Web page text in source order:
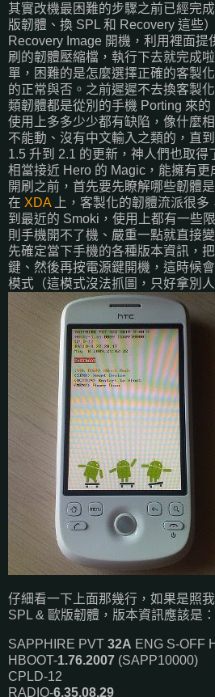
其實改機最困難的步驟之前已經完
版韌體、換 SPL 和 Recovery 這些
Recovery Image 開機，利用裡面提
刷的韌體壓縮檔，執行下去就完成
單，困難的是怎麼選擇正確的客製
的正常與否。之前遲遲不去換客製
類韌體都是從別的手機 Porting 來
使用上多多少少都有缺陷，像什麼
不能動、沒有中文輸入之類的，直
1.5 升到 2.1 的更新，神人們也取得
相當接近 Hero 的 Magic，能擁有更
開刷之前，首先要先瞭解哪些韌體
在 XDA 上，客製化的韌體流派很多
到最近的 Smoki，使用上都有一些
則手機開不了機、嚴重一點就直接
先確定當下手機的各種版本資訊，
鍵、然後再按電源鍵開機，這時候
模式（這模式沒法抓圖，只好拿別人
仔細看一下上面那幾行，如果是照
SPL & 歐版韌體，版本資訊應該是：
SAPPHIRE PVT 32A ENG S-OFF H
HBOOT-1.76.2007 (SAPP10000)
CPLD-12
RADIO-6.35.08.29